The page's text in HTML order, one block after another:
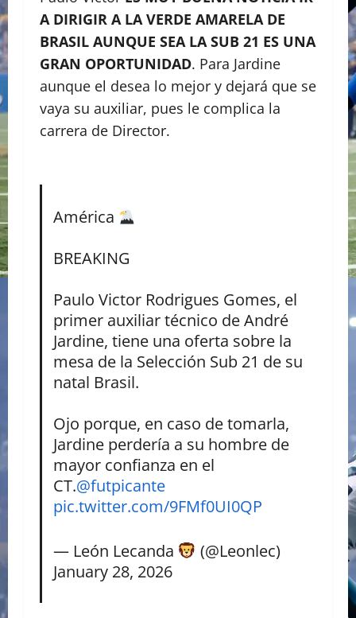
A DIRIGIR A LA VERDE AMARELA DE
BRASIL AUNQUE SEA LA SUB 21 ES UNA
GRAN OPORTUNIDAD. Para Jardine
aunque el desea lo mejor y dejará que se
vaya su auxiliar, pues le complica la
carrera de Director.
América
BREAKING
Paulo Victor Rodrigues Gomes, el
primer auxiliar técnico de André
Jardine, tiene una oferta sobre la
mesa de la Selección Sub 21 de su
natal Brasil.
Ojo porque, en caso de tomarla,
Jardine perdería a su hombre de
mayor confianza en el
CT.@futpicante
pic.twitter.com/9FMf0UI0QP
— León Lecanda
(@Leonlec)
January 28, 2026